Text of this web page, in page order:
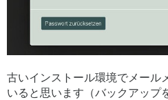
古いインストール環境でメール
いると思います（バックアップ